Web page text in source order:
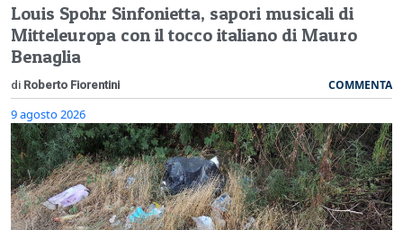
Louis Spohr Sinfonietta, sapori musicali di
Mitteleuropa con il tocco italiano di Mauro
Benaglia
di Roberto Fiorentini COMMENTA
9 agosto 2026